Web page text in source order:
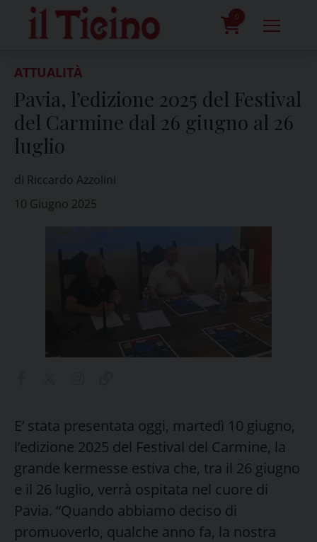
content
0
ATTUALITÀ
Pavia, l’edizione 2025 del Festival
del Carmine dal 26 giugno al 26
luglio
di Riccardo Azzolini
10 Giugno 2025
E’ stata presentata oggi, martedì 10 giugno,
l’edizione 2025 del Festival del Carmine, la
grande kermesse estiva che, tra il 26 giugno
e il 26 luglio, verrà ospitata nel cuore di
Pavia. “Quando abbiamo deciso di
promuoverlo, qualche anno fa, la nostra